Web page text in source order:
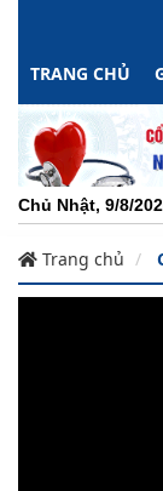
TRANG CHỦ
Chủ Nhật, 9/8/
CHUYÊN
Trang chủ